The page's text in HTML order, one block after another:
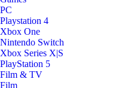
PC
Playstation 4
Xbox One
Nintendo Switch
Xbox Series X|S
PlayStation 5
Film & TV
Film